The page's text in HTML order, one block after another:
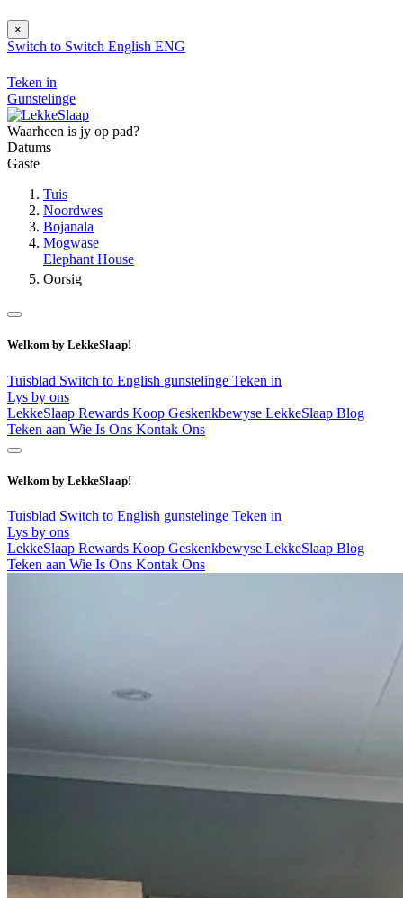
×
Switch to Switch English ENG
Teken in
Gunstelinge
Waarheen is jy op pad?
Datums
Gaste
Tuis
Noordwes
Bojanala
Mogwase
Elephant House
Oorsig
Welkom by LekkeSlaap!
Tuisblad Switch to English gunstelinge Teken in
Lys by ons
LekkeSlaap Rewards Koop Geskenkbewyse LekkeSlaap Blog
Teken aan Wie Is Ons Kontak Ons
Welkom by LekkeSlaap!
Tuisblad Switch to English gunstelinge Teken in
Lys by ons
LekkeSlaap Rewards Koop Geskenkbewyse LekkeSlaap Blog
Teken aan Wie Is Ons Kontak Ons